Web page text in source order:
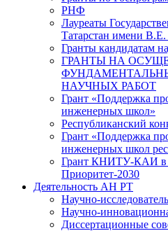
РНФ
Лауреаты
Татарстан имени В.Е.
Гранты кандидатам
ГРАНТЫ НА
НАУЧНЫХ РАБОТ
Грант «Поддержка
инженерных школ»
Республиканский
Грант «Поддержка
инженерных школ
Грант КНИТУ-КАИ в
Приоритет-2030
Деятельность АН РТ
Научно-
Научно-
Диссертационные